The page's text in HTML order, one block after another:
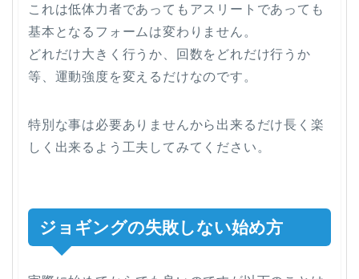
これは低体力者であってもアスリートであっても
基本となるフォームは変わりません。
どれだけ大きく行うか、回数をどれだけ行うか
等、運動強度を変えるだけなのです。
特別な事は必要ありませんから出来るだけ長く楽
しく出来るよう工夫してみてください。
ジョギングの失敗しない始め方